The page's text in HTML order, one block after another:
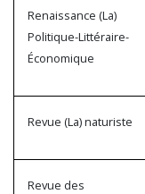
Renaissance (La)
Politique-Littéraire-
Économique
Revue (La) naturiste
Revue des